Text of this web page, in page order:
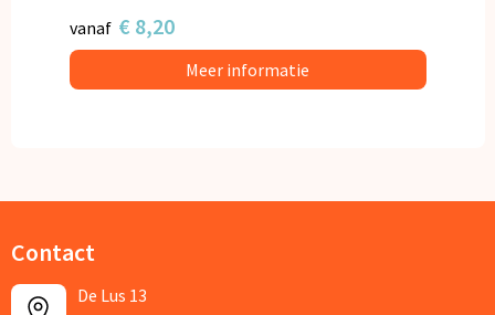
vanaf € 8,20
Meer informatie
Contact
De Lus 13